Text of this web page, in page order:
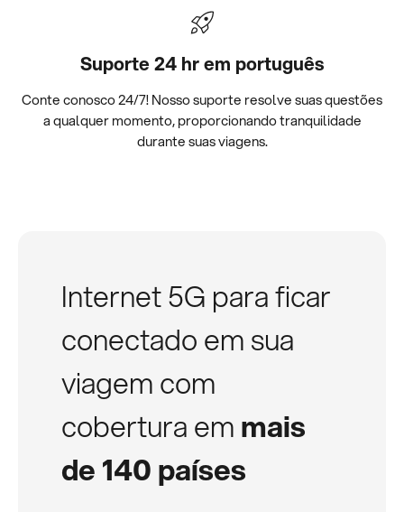
Suporte 24 hr em português
Conte conosco 24/7! Nosso suporte resolve suas questões
a qualquer momento, proporcionando tranquilidade
durante suas viagens.
Internet 5G para ficar
conectado em sua
viagem com
cobertura emmais
de 140 países